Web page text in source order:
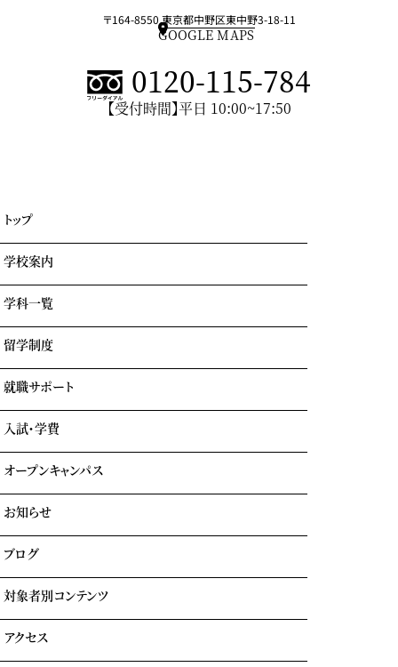
〒164-8550 東京都中野区東中野3-18-11
GOOGLE MAPS
0120-115-784
【受付時間】平日 10:00~17:50
トップ
学校案内
学園情報・教育理念
リアルな実習室
業界出身の自慢の講師陣
学科一覧
エアライン科
ホテル科
テーマパーク科
留学制度
GOTEMBA ENGLISH CAMP
就職サポート
就職内定実績一覧
入試・学費
学費について
自立進学サポート
各種奨学金・教育ローン・給付金
よくある質問
オープンキャンパス
イベント参加時のサポート
お知らせ
ブログ
対象者別コンテンツ
大学生・社会人の方へ
アクセス